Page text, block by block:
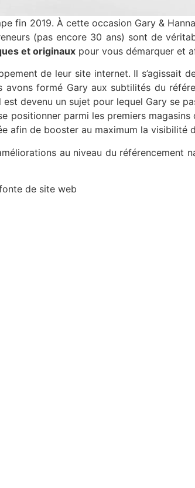
fin 2019. À cette occasion Gary &
(pas encore 30 ans) sont de
et originaux pour vous démarquer et
de leur site internet. Il s’agissait
formé Gary aux subtilités du
devenu un sujet pour lequel Gary se
positionner parmi les premiers
afin de booster au maximum la visibilité
au niveau du référencement
de site web